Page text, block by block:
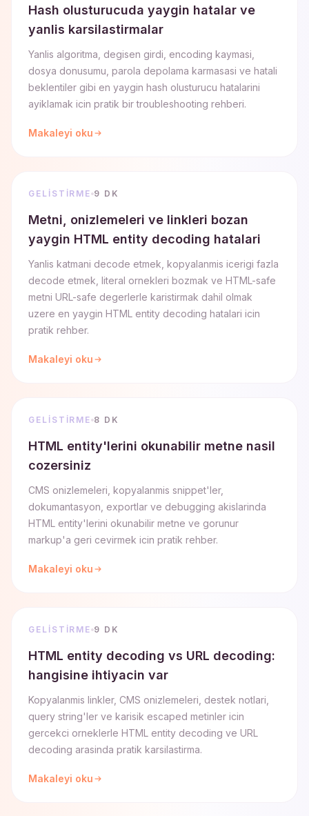
Hash olusturucuda yaygin hatalar ve
yanlis karsilastirmalar
Yanlis algoritma, degisen girdi, encoding kaymasi,
dosya donusumu, parola depolama karmasasi ve hatali
beklentiler gibi en yaygin hash olusturucu hatalarini
ayiklamak icin pratik bir troubleshooting rehberi.
Makaleyi oku
GELISTIRME 9 DK
Metni, onizlemeleri ve linkleri bozan
yaygin HTML entity decoding hatalari
Yanlis katmani decode etmek, kopyalanmis icerigi fazla
decode etmek, literal ornekleri bozmak ve HTML-safe
metni URL-safe degerlerle karistirmak dahil olmak
uzere en yaygin HTML entity decoding hatalari icin
pratik rehber.
Makaleyi oku
GELISTIRME 8 DK
HTML entity'lerini okunabilir metne nasil
cozersiniz
CMS onizlemeleri, kopyalanmis snippet'ler,
dokumantasyon, exportlar ve debugging akislarinda
HTML entity'lerini okunabilir metne ve gorunur
markup'a geri cevirmek icin pratik rehber.
Makaleyi oku
GELISTIRME 9 DK
HTML entity decoding vs URL decoding:
hangisine ihtiyacin var
Kopyalanmis linkler, CMS onizlemeleri, destek notlari,
query string'ler ve karisik escaped metinler icin
gercekci orneklerle HTML entity decoding ve URL
decoding arasinda pratik karsilastirma.
Makaleyi oku